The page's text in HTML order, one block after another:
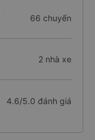
66 chuyến
2 nhà xe
4.6/5.0 đánh giá